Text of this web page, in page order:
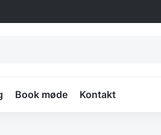
Book møde Kontakt